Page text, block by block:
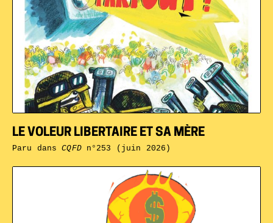
LE VOLEUR LIBERTAIRE ET SA MÈRE
Paru dansCQFDn°253 (juin 2026)